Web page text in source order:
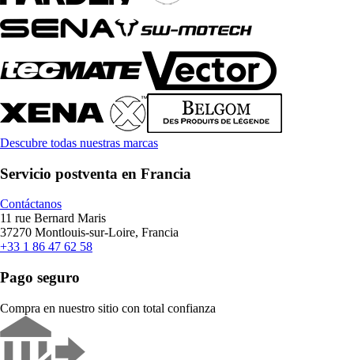
Descubre todas nuestras marcas
Servicio postventa en Francia
Contáctanos
11 rue Bernard Maris
37270 Montlouis-sur-Loire, Francia
+33 1 86 47 62 58
Pago seguro
Compra en nuestro sitio con total confianza